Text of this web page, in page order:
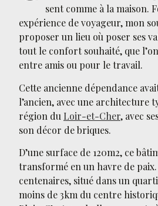
sent comme à la maison.
expérience de voyageur, mon
proposer un lieu où poser ses
tout le confort souhaité, que
entre amis ou pour le travail.
Cette ancienne dépendance
l’ancien, avec une architecture
région du Loir-et-Cher, avec
son décor de briques.
D’une surface de 120m2, ce
transformé en un havre de
centenaires, situé dans un
moins de 3km du centre